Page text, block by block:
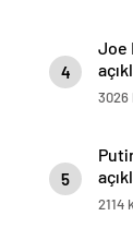
4
Joe
3026
5
2114